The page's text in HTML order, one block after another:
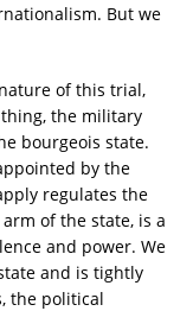
But we
of this trial,
the military
bourgeois state.
by the
regulates the
of the state, is a
and power. We
and is tightly
the political